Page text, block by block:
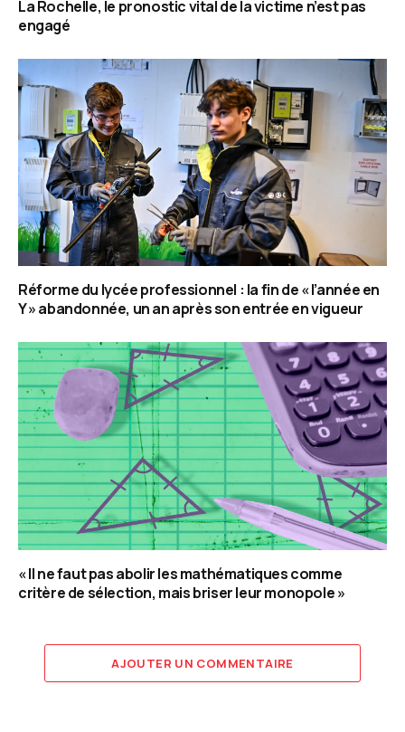
La Rochelle, le pronostic vital de la victime n’est pas
engagé
Réforme du lycée professionnel : la fin de « l’année en
Y » abandonnée, un an après son entrée en vigueur
« Il ne faut pas abolir les mathématiques comme
critère de sélection, mais briser leur monopole »
AJOUTER UN COMMENTAIRE